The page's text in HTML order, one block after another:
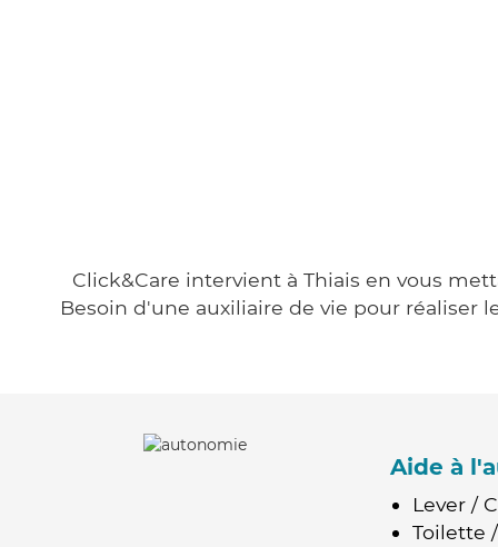
Click&Care intervient à Thiais en vous
Besoin d'une auxiliaire de vie pour réaliser
Aide à
Lever /
Toilette